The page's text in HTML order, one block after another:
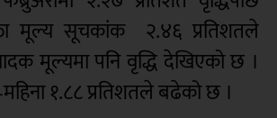
मूल्य सूचकांक २.४६ प्रतिशतले
मूल्यमा पनि वृद्धि देखिएको छ ।
१.८८ प्रतिशतले बढेको छ ।